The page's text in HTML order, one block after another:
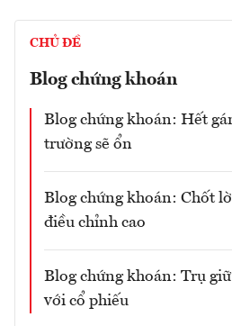
CHỦ ĐỀ
Blog chứng khoán
Blog chứng khoán: Hết
trường sẽ ổn
Blog chứng khoán: Chốt
điều chỉnh cao
Blog chứng khoán: Trụ
với cổ phiếu